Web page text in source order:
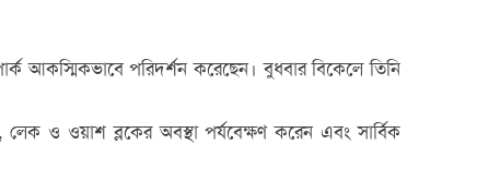
আকস্মিকভাবে পরিদর্শন করেছেন। বুধবার বিকেলে তিনি
লেক ও ওয়াশ ব্লকের অবস্থা পর্যবেক্ষণ করেন এবং সার্বিক